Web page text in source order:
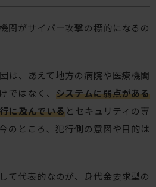
関がサイバー攻撃の標的になるの
は、あえて地方の病院や医療機関
ではなく、 システムに弱点がある
に及んでいるとセキュリティの専
のところ、犯行側の意図や目的は
て代表的なのが、身代金要求型の